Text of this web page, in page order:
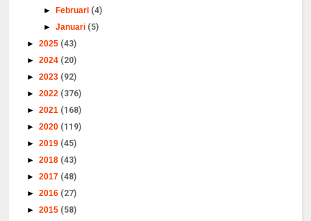
►
Februari (4)
►Januari (5)
►2025 (43)
►2024 (20)
►2023 (92)
►2022 (376)
►2021 (168)
►2020 (119)
►2019 (45)
►2018 (43)
►2017 (48)
►2016 (27)
►2015 (58)